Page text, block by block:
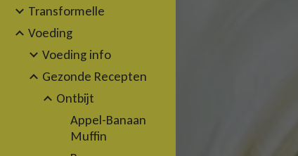
Transformelle
Voeding
Voeding info
Gezonde Recepten
Ontbijt
Appel-Banaan
Muffin